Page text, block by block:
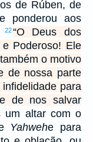
de Rúben, de
ponderou aos
22 “O Deus dos
Poderoso! Ele
o motivo
de nossa parte
para
de nos salvar
um altar com o
Yahwehe para